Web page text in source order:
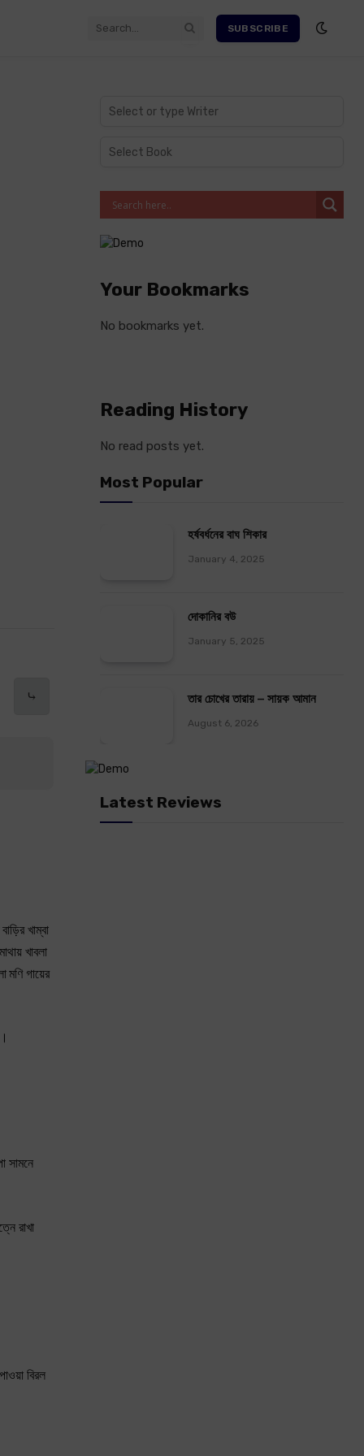
SUBSCRIBE
⤷
খাম্বা
খাবলা
মণি গায়ের
সামনে
রাখা
বিরল
Your Bookmarks
No bookmarks yet.
Reading History
No read posts yet.
Most Popular
হর্ষবর্ধনের বাঘ শিকার
January 4, 2025
দোকানির বউ
January 5, 2025
তার চোখের তারায় – সায়ক আমান
August 6, 2026
Latest Reviews